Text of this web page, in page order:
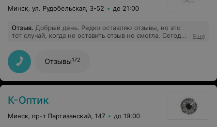
Минск, ул. Рудобельская, 3-52 до 21:00
Отзыв. Добрый день. Редко оставляю отзывы, но это
тот случай, когда не оставить отзыв не смогла. Сегодня
9 лет. Врач провел полный осмотр, дала рекомендации
на будущее, объяснила все подробно. Прекрасный
доктор. Однозначно рекомендую.
Еще
Отзывы172
К-Оптик
Минск, пр-т Партизанский, 147 до 19:00